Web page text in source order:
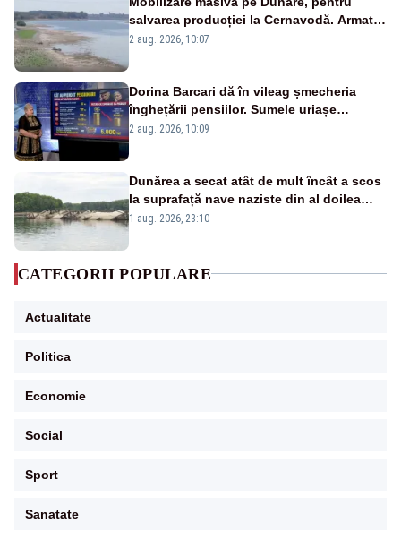
salvarea producției la Cernavodă. Armata
va detona o stâncă și va devia apa
2 aug. 2026, 10:07
Dorina Barcari dă în vileag șmecheria
înghețării pensiilor. Sumele uriașe
pierdute de fiecare român
2 aug. 2026, 10:09
Dunărea a secat atât de mult încât a scos
la suprafață nave naziste din al doilea
război mondial
1 aug. 2026, 23:10
CATEGORII POPULARE
Actualitate
Politica
Economie
Social
Sport
Sanatate